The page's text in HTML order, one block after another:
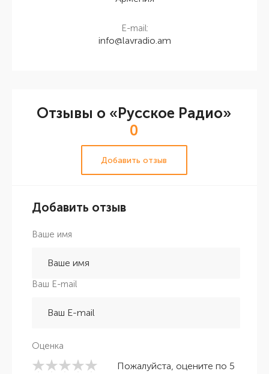
E-mail:
info@lavradio.am
Отзывы о «Русское Радио»
0
Добавить отзыв
Добавить отзыв
Ваше имя
Ваш E-mail
Оценка
Пожалуйста, оцените по 5